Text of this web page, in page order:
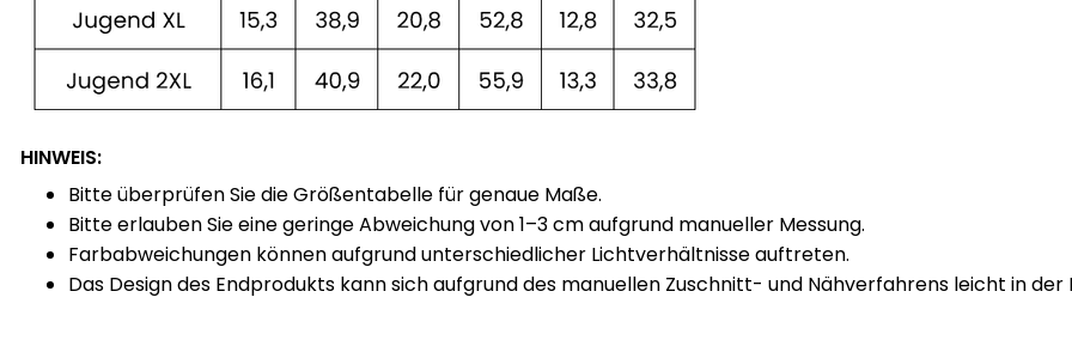
HINWEIS:
Bitte überprüfen Sie die Größentabelle für genaue Maße.
Bitte erlauben Sie eine geringe Abweichung von 1–3 cm aufgrund manueller Messung.
Farbabweichungen können aufgrund unterschiedlicher Lichtverhältnisse auftreten.
Das Design des Endprodukts kann sich aufgrund des manuellen Zuschnitt- und Nähverfahrens leicht in der